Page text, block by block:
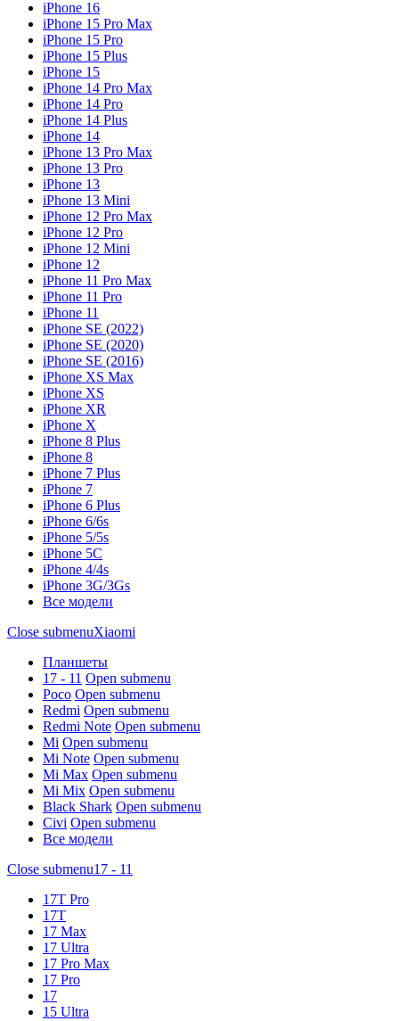
iPhone 16
iPhone 15 Pro Max
iPhone 15 Pro
iPhone 15 Plus
iPhone 15
iPhone 14 Pro Max
iPhone 14 Pro
iPhone 14 Plus
iPhone 14
iPhone 13 Pro Max
iPhone 13 Pro
iPhone 13
iPhone 13 Mini
iPhone 12 Pro Max
iPhone 12 Pro
iPhone 12 Mini
iPhone 12
iPhone 11 Pro Max
iPhone 11 Pro
iPhone 11
iPhone SE (2022)
iPhone SE (2020)
iPhone SE (2016)
iPhone XS Max
iPhone XS
iPhone XR
iPhone X
iPhone 8 Plus
iPhone 8
iPhone 7 Plus
iPhone 7
iPhone 6 Plus
iPhone 6/6s
iPhone 5/5s
iPhone 5C
iPhone 4/4s
iPhone 3G/3Gs
Все модели
Close submenuXiaomi
Планшеты
17 - 11 Open submenu
Poco Open submenu
Redmi Open submenu
Redmi Note Open submenu
Mi Open submenu
Mi Note Open submenu
Mi Max Open submenu
Mi Mix Open submenu
Black Shark Open submenu
Civi Open submenu
Все модели
Close submenu17 - 11
17T Pro
17T
17 Max
17 Ultra
17 Pro Max
17 Pro
17
15 Ultra